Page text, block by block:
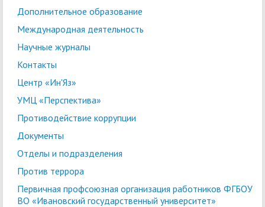
Дополнительное образование
Международная деятельность
Научные журналы
Контакты
Центр «Ин'Яз»
УМЦ «Перспектива»
Противодействие коррупции
Документы
Отделы и подразделения
Против террора
Первичная профсоюзная организация работников ФГБОУ
ВО «Ивановский государственный университет»